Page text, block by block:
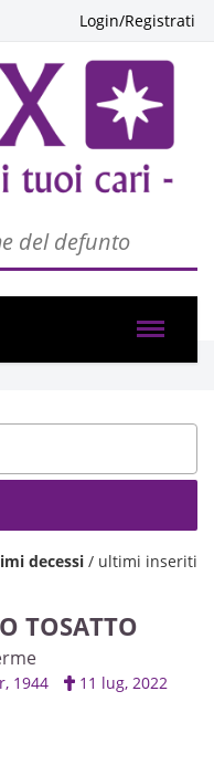
Login/Registrati
decessi / ultimi inseriti
TOSATTO
1944
11 lug, 2022